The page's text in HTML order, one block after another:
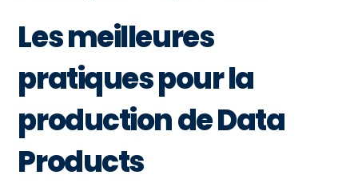
Les meilleures
pratiques pour la
production de Data
Products